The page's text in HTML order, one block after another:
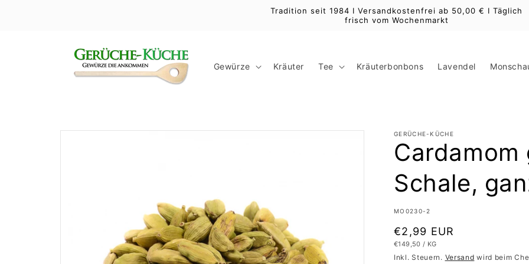
Tradition seit 1984 I Versandkostenfrei ab 50,00 € I Täglich
frisch vom Wochenmarkt
Gewürze Kräuter Tee Kräuterbonbons Lavendel
Zu
GERÜCHE-KÜCHE
Cardamom
Schale,
SKU:
MO0230-2
Normaler
Preis
€2,99 EUR
GRUNDPREIS
€149,50 / PRO
KG
Inkl. Steuern. Versand wird beim